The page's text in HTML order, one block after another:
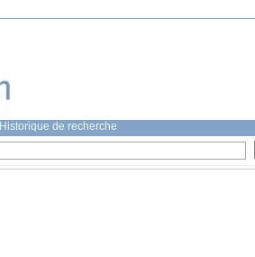
Historique de recherche